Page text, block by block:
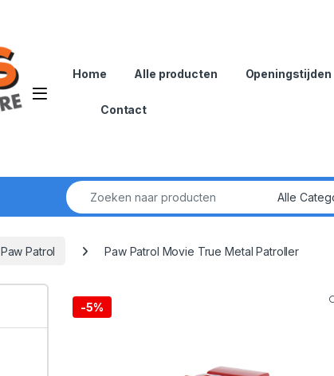
Open
Home Alle producten Openingstijden
Contact
Zoek naar:
Paw Patrol Paw Patrol Movie True Metal Patroller
-5%